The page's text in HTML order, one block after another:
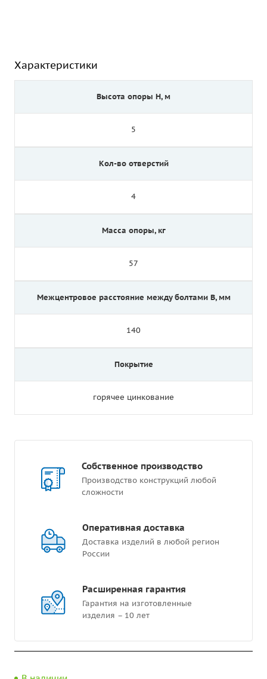
Характеристики
Высота опоры Н, м
5
Кол-во отверстий
4
Масса опоры, кг
57
Межцентровое расстояние между болтами B, мм
140
Покрытие
горячее цинкование
Собственное производство
Производство конструкций любой
сложности
Оперативная доставка
Доставка изделий в любой регион
России
Расширенная гарантия
Гарантия на изготовленные
изделия – 10 лет